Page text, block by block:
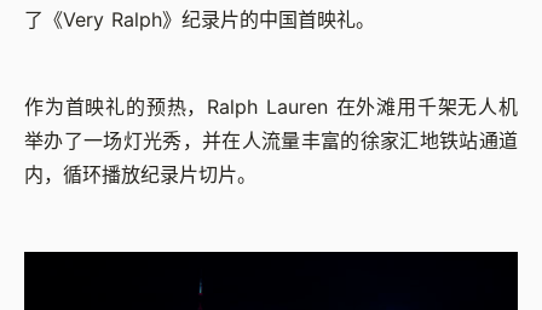
了《Very Ralph》纪录片的中国首映礼。
作为首映礼的预热，Ralph Lauren 在外滩用千架无人机
举办了一场灯光秀，并在人流量丰富的徐家汇地铁站通道
内，循环播放纪录片切片。